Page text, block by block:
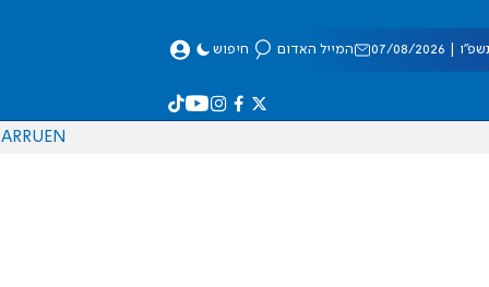
08/2026 המייל האדום חיפוש
EN
RU
AR